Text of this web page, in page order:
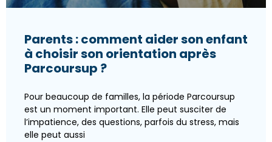
Parents : comment aider son enfant
à choisir son orientation après
Parcoursup ?
Pour beaucoup de familles, la période Parcoursup
est un moment important. Elle peut susciter de
l’impatience, des questions, parfois du stress, mais
elle peut aussi